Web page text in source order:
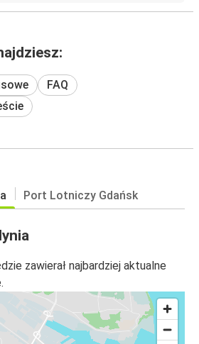
FAQ
Port Lotniczy Gdańsk
zawierał najbardziej aktualne